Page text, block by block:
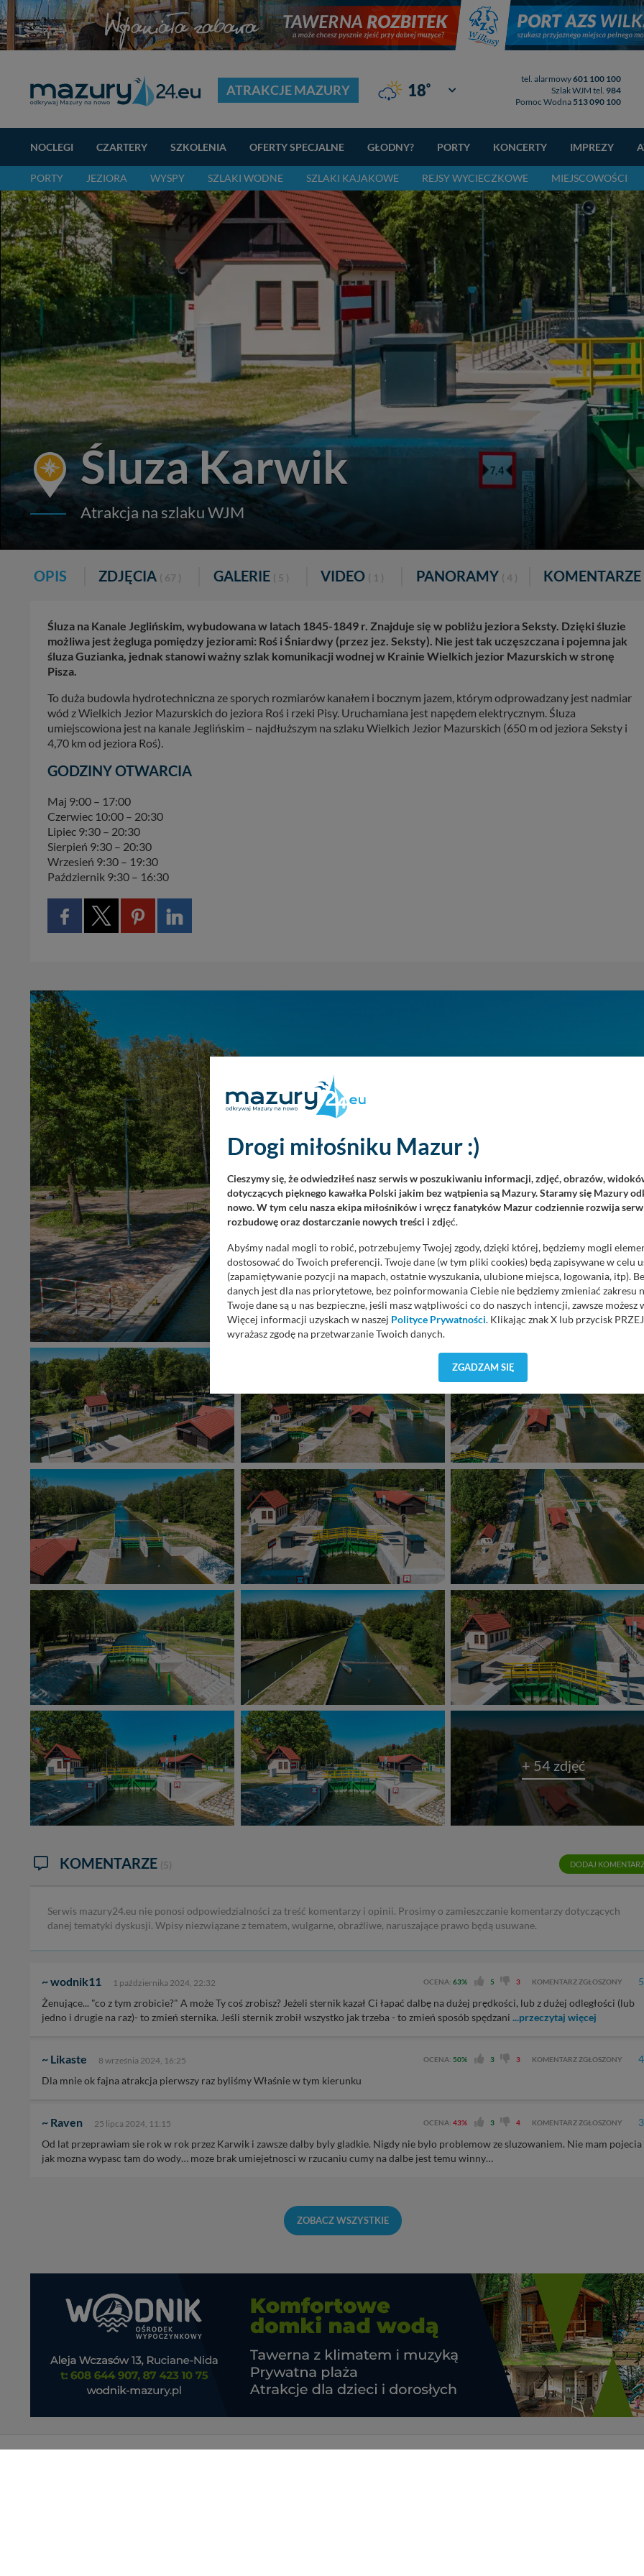
ATRAKCJE MAZURY 18° Giżycko
tel. alarmowy601 100 100
Szlak WJM tel. 984
Pomoc Wodna 513 090 100
NOCLEGI CZARTERY SZKOLENIA OFERTY SPECJALNE GŁODNY? PORTY KONCERTY IMPREZY
PORTY JEZIORA WYSPY SZLAKI WODNE SZLAKI KAJAKOWE REJSY WYCIECZKOWE MIEJSCOWOŚCI
Śluza Karwik
Atrakcja na szlaku WJM
OPIS ZDJĘCIA ( 67 ) GALERIE ( 5 ) VIDEO ( 1 ) PANORAMY ( 4 ) KOMENTARZE
Śluza na Kanale Jeglińskim, wybudowana w latach 1845-1849 r. Znajduje się w pobliżu jeziora Seksty. Dzięki śluzie
możliwa jest żegluga pomiędzy jeziorami: Roś i Śniardwy (przez jez. Seksty). Nie jest tak uczęszczana i pojemna jak
śluza Guzianka, jednak stanowi ważny szlak komunikacji wodnej w Krainie Wielkich jezior Mazurskich w stronę
Pisza.
To duża budowla hydrotechniczna ze sporych rozmiarów kanałem i bocznym jazem, którym odprowadzany jest nadmiar
wód z Wielkich Jezior Mazurskich do jeziora Roś i rzeki Pisy. Uruchamiana jest napędem elektrycznym. Śluza
umiejscowiona jest na kanale Jeglińskim – najdłuższym na szlaku Wielkich Jezior Mazurskich (650 m od jeziora Seksty i
4,70 km od jeziora Roś).
GODZINY OTWARCIA
Maj 9:00 – 17:00
Czerwiec 10:00 – 20:30
Lipiec 9:30 – 20:30
Sierpień 9:30 – 20:30
Wrzesień 9:30 – 19:30
Październik 9:30 – 16:30
+ 54 zdjęć
KOMENTARZE (5) DODAJ
Serwis mazury24.eu nie ponosi odpowiedzialności za treść komentarzy i opinii. Prosimy o zamieszczanie komentarzy dotyczących
danej tematyki dyskusji. Wpisy niezwiązane z tematem, wulgarne, obraźliwe, naruszające prawo będą usuwane.
~ wodnik11 1 października 2024, 22:32 OCENA: 63% 5 3 KOMENTARZ ZGŁOSZONY 5
Żenujące... "co z tym zrobicie?" A może Ty coś zrobisz? Jeżeli sternik kazał Ci łapać dalbę na dużej prędkości, lub z dużej odległości (lub
jedno i drugie na raz)- to zmień sternika. Jeśli sternik zrobił wszystko jak trzeba - to zmień sposób spędzani ...przeczytaj więcej
~ Likaste 8 września 2024, 16:25 OCENA: 50% 3 3 KOMENTARZ ZGŁOSZONY 4
Dla mnie ok fajna atrakcja pierwszy raz byliśmy Właśnie w tym kierunku
~ Raven 25 lipca 2024, 11:15 OCENA: 43% 3 4 KOMENTARZ ZGŁOSZONY 3
Od lat przeprawiam sie rok w rok przez Karwik i zawsze dalby byly gladkie. Nigdy nie bylo problemow ze sluzowaniem. Nie mam pojecia
jak mozna wypasc tam do wody… moze brak umiejetnosci w rzucaniu cumy na dalbe jest temu winny…
ZOBACZ WSZYSTKIE
Drogi miłośniku Mazur :)
Cieszymy się, że odwiedziłeś nasz serwis w poszukiwaniu informacji, zdjęć, obrazów,
dotyczących pięknego kawałka Polski jakim bez wątpienia są Mazury. Staramy się Mazury
nowo. W tym celu nasza ekipa miłośników i wręcz fanatyków Mazur codziennie rozwija
rozbudowę oraz dostarczanie nowych treści i zdjęć.
Abyśmy nadal mogli to robić, potrzebujemy Twojej zgody, dzięki której, będziemy mogli
dostosować do Twoich preferencji. Twoje dane (w tym pliki cookies) będą zapisywane w celu
(zapamiętywanie pozycji na mapach, ostatnie wyszukania, ulubione miejsca, logowania, itp).
danych jest dla nas priorytetowe, bez poinformowania Ciebie nie będziemy zmieniać zakresu
Twoje dane są u nas bezpieczne, jeśli masz wątpliwości co do naszych intencji, zawsze możesz
Więcej informacji uzyskach w naszej Polityce Prywatności. Klikając znak X lub przycisk
wyrażasz zgodę na przetwarzanie Twoich danych.
Wyjątkiem jest sytuacja, gdy przekazanie Twoich danych jest elementem usługi (przekazanie
zasadach i funkcjonalności serwisu wRegulaminie Serwisu.
Administratorem Twoich danych jest: Agencja Reklamowa Kreacja Monika Borkowska, z
11-500 Giżycko. Możesz z nami skontaktować się za pośrednictwem tejstrony.
W każdej chwili możesz: zażądać dostępu do swoich danych, zażądać ich poprawienia lub
przetwarzania. Pamiętaj jednak, że nie zawsze jest możliwe techniczne zrealizowanie Twoich
informacji zawartych w plikach cookies. Twoja przeglądarka umożliwia Ci skasowanie tych
przypadkach nie możemy tego zrobić za Ciebie.
Dziękujemy, i życzmy miłego odkrywania Mazur na nowo...
ZGADZAM SIĘ